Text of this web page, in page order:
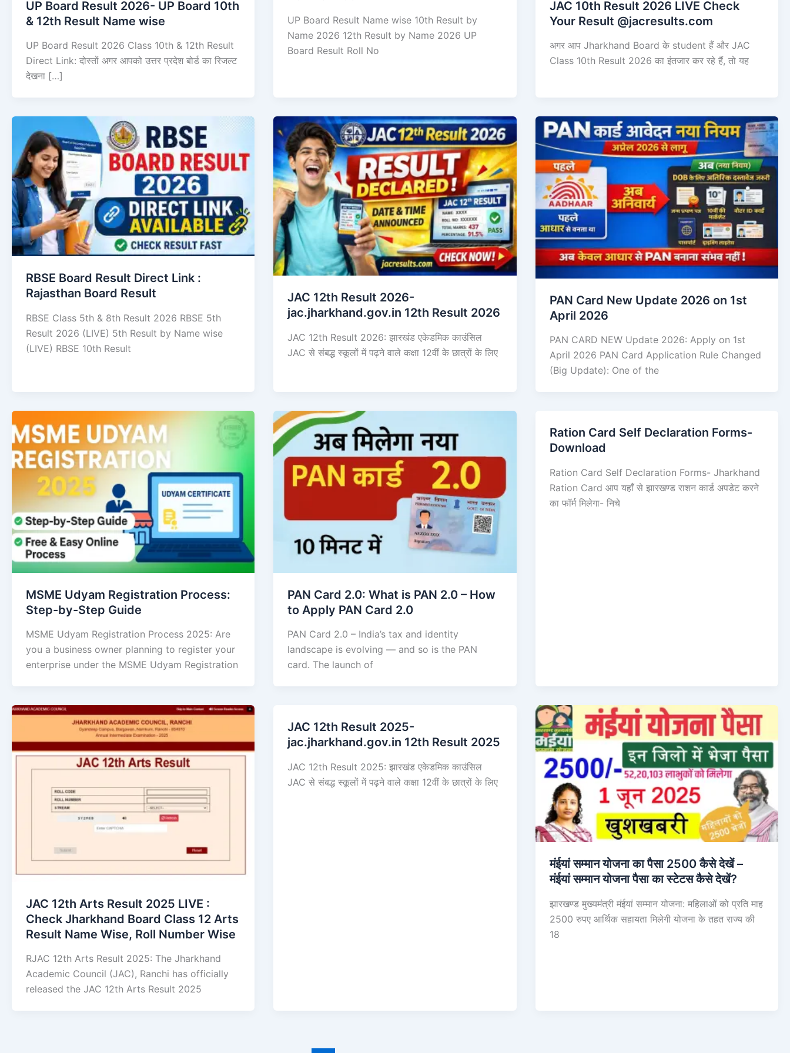
UP Board Result 2026- UP Board 10th
& 12th Result Name wise
UP Board Result 2026 Class 10th & 12th Result
Direct Link: दोस्तों अगर आपको उत्तर प्रदेश बोर्ड का रिजल्ट
देखना […]
UP Board Result Name wise 10th Result by
Name 2026 12th Result by Name 2026 UP
Board Result Roll No
JAC 10th Result 2026 LIVE Check
Your Result @jacresults.com
अगर आप Jharkhand Board के student हैं और JAC
Class 10th Result 2026 का इंतजार कर रहे हैं, तो यह
RBSE Board Result Direct Link : ​
Rajasthan Board Result
RBSE Class 5th & 8th Result 2026 RBSE 5th
Result 2026 (LIVE) 5th Result by Name wise
(LIVE) RBSE 10th Result
JAC 12th Result 2026-
jac.jharkhand.gov.in 12th Result 2026
JAC 12th Result 2026: झारखंड एकेडमिक काउंसिल
JAC से संबद्ध स्कूलों में पढ़ने वाले कक्षा 12वीं के छात्रों के लिए
PAN Card New Update 2026 on 1st
April 2026
PAN CARD NEW Update 2026: Apply on 1st
April 2026 PAN Card Application Rule Changed
(Big Update): One of the
MSME Udyam Registration Process:
Step-by-Step Guide
MSME Udyam Registration Process 2025: Are
you a business owner planning to register your
enterprise under the MSME Udyam Registration
PAN Card 2.0: What is PAN 2.0 – How
to Apply PAN Card 2.0
PAN Card 2.0 – India’s tax and identity
landscape is evolving — and so is the PAN
card. The launch of
Ration Card Self Declaration Forms-
Download
Ration Card Self Declaration Forms- Jharkhand
Ration Card आप यहाँ से झारखण्ड राशन कार्ड अपडेट करने
का फॉर्म मिलेगा- निचे
JAC 12th Arts Result 2025 LIVE :
Check Jharkhand Board Class 12 Arts
Result Name Wise, Roll Number Wise
RJAC 12th Arts Result 2025: The Jharkhand
Academic Council (JAC), Ranchi has officially
released the JAC 12th Arts Result 2025
JAC 12th Result 2025-
jac.jharkhand.gov.in 12th Result 2025
JAC 12th Result 2025: झारखंड एकेडमिक काउंसिल
JAC से संबद्ध स्कूलों में पढ़ने वाले कक्षा 12वीं के छात्रों के लिए
मंईयां सम्मान योजना का पैसा 2500 कैसे देखें –
मंईयां सम्मान योजना पैसा का स्टेटस कैसे देखें?
झारखण्ड मुख्यमंत्री मंईयां सम्मान योजना: महिलाओं को प्रति माह
2500 रुपए आर्थिक सहायता मिलेगी योजना के तहत राज्य की
18